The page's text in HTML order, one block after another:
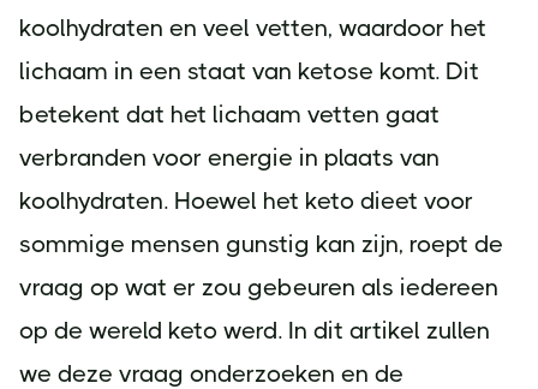
koolhydraten en veel vetten, waardoor het
lichaam in een staat van ketose komt. Dit
betekent dat het lichaam vetten gaat
verbranden voor energie in plaats van
koolhydraten. Hoewel het keto dieet voor
sommige mensen gunstig kan zijn, roept de
vraag op wat er zou gebeuren als iedereen
op de wereld keto werd. In dit artikel zullen
we deze vraag onderzoeken en de